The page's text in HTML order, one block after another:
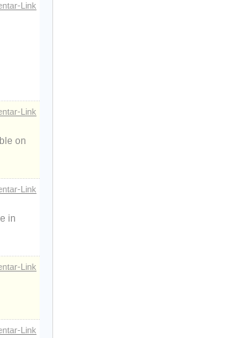
Link
Link
on
Link
in
Link
Link